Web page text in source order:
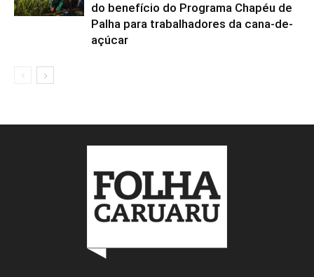
do benefício do Programa Chapéu de
Palha para trabalhadores da cana-de-
açúcar